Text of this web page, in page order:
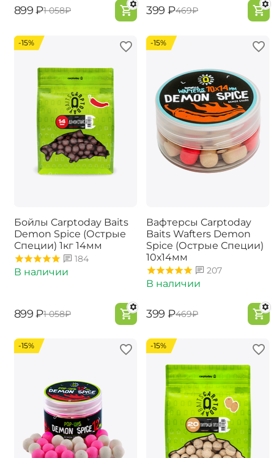
‍899‍ ₽‍1 058‍₽ ‍399‍ ₽‍469‍₽
-15%
Бойлы Carptoday Baits
Demon Spice (Острые
Специи) 1кг 14мм
184
В наличии
‍899‍ ₽‍1 058‍₽
-15%
Вафтерсы Carptoday
Baits Wafters Demon
Spice (Острые Специи)
10х14мм
207
В наличии
‍399‍ ₽‍469‍₽
-15% -15%